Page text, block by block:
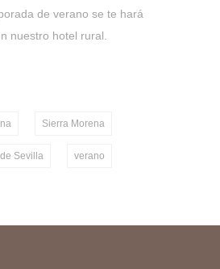
de verano se te hará
nuestro hotel rural.
Sierra Morena
Sevilla verano